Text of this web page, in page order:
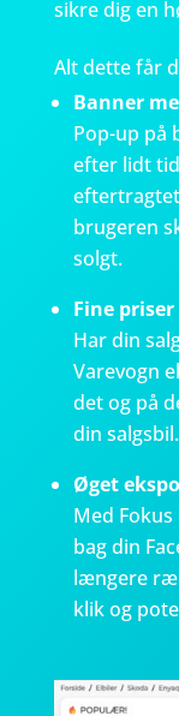
sikre dig en
Alt dette får
Banner
Pop-up på
efter lidt
brugeren
solgt.
Fine priser
Har din
Varevogn
det og på
din salgsbil.
Øget
Med
bag din
længere
klik og